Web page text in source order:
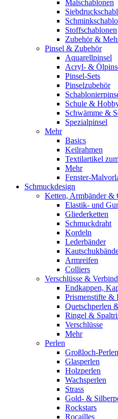
Malschablonen
Stoffschablonen
Zubehör &
Pinsel & Zubehör
Aquarellpinsel
Acryl- &
Pinsel-Sets
Pinselzubehör
Schule &
Schwämme &
Spezialpinsel
Mehr
Basics
Keilrahmen
Textilartikel
Mehr
Fenster-
Schmuckdesign
Ketten, Armbänder &
Elastik- und
Gliederketten
Schmuckdraht
Kordeln
Lederbänder
Armreifen
Colliers
Verschlüsse &
Endkappen,
Prismenstifte &
Quetschperlen
Ringel &
Verschlüsse
Mehr
Perlen
Großloch-Perlen
Glasperlen
Holzperlen
Wachsperlen
Strass
Gold- &
Rockstars
Rocailles